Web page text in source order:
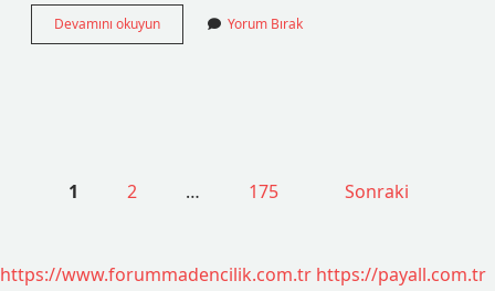
Devamını okuyunKas
ve
Yorum Bırak
1 2 … 175 Sonraki
https://www.forummadencilik.com.tr https://payall.com.tr